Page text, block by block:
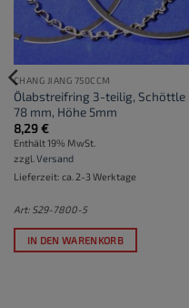
CHANG JIANG 750CCM
Ölabstreifring 3-teilig, Schöttle
78 mm, Höhe 5mm
8,29€
Enthält 19% MwSt.
zzgl. Versand
Lieferzeit: ca. 2-3 Werktage
Art: S29-7800-5
IN DEN WARENKORB